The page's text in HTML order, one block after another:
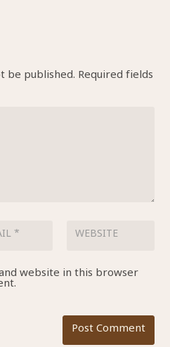
be published. Required fields
website in this browser